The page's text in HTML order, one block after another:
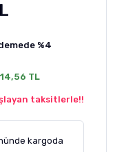
%4
TL
taksitlerle!!
kargoda